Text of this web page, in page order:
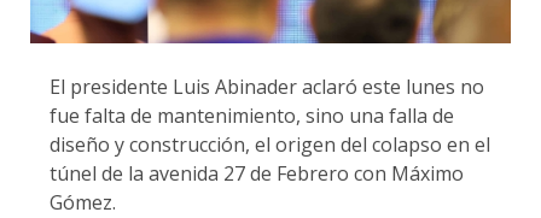
El presidente Luis Abinader aclaró este lunes no
fue falta de mantenimiento, sino una falla de
diseño y construcción, el origen del colapso en el
túnel de la avenida 27 de Febrero con Máximo
Gómez.